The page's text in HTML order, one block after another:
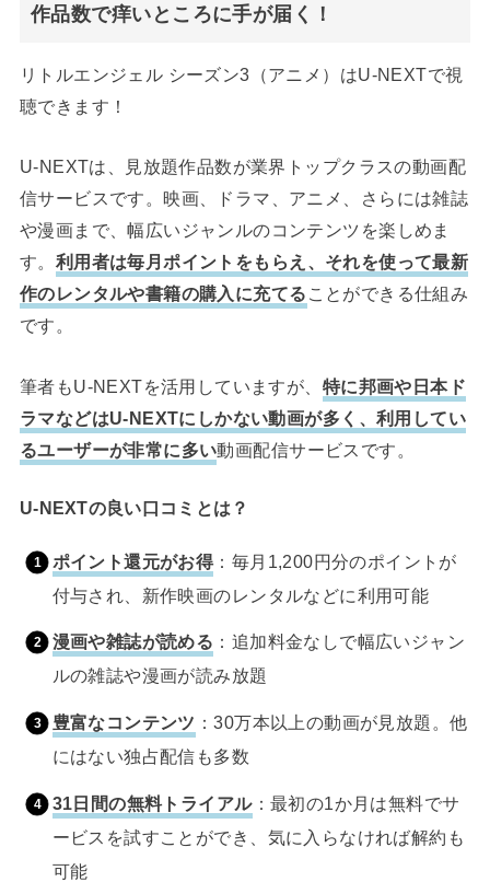
作品数で痒いところに手が届く！
リトルエンジェル シーズン3（アニメ）はU-NEXTで視
聴できます！
U-NEXTは、見放題作品数が業界トップクラスの動画配
信サービスです。映画、ドラマ、アニメ、さらには雑誌
や漫画まで、幅広いジャンルのコンテンツを楽しめま
す。 利用者は毎月ポイントをもらえ、それを使って最新
作のレンタルや書籍の購入に充てる ことができる仕組み
です。
筆者もU-NEXTを活用していますが、 特に邦画や日本ド
ラマなどはU-NEXTにしかない動画が多く、利用してい
るユーザーが非常に多い動画配信サービスです。
U-NEXTの良い口コミとは？
ポイント還元がお得：毎月1,200円分のポイントが
付与され、新作映画のレンタルなどに利用可能
漫画や雑誌が読める ：追加料金なしで幅広いジャン
ルの雑誌や漫画が読み放題
豊富なコンテンツ ：30万本以上の動画が見放題。他
にはない独占配信も多数
31日間の無料トライアル：最初の1か月は無料でサ
ービスを試すことができ、気に入らなければ解約も
可能